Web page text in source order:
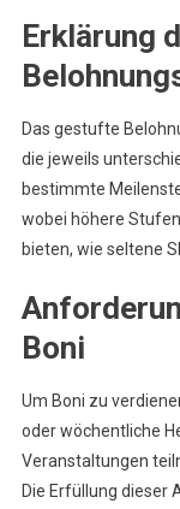
Erklärung
Das gestufte
die jeweils
bestimmte
wobei höhere
bieten, wie seltene
Boni
Um Boni zu
oder wöchentliche
Veranstaltungen
Die Erfüllung dieser